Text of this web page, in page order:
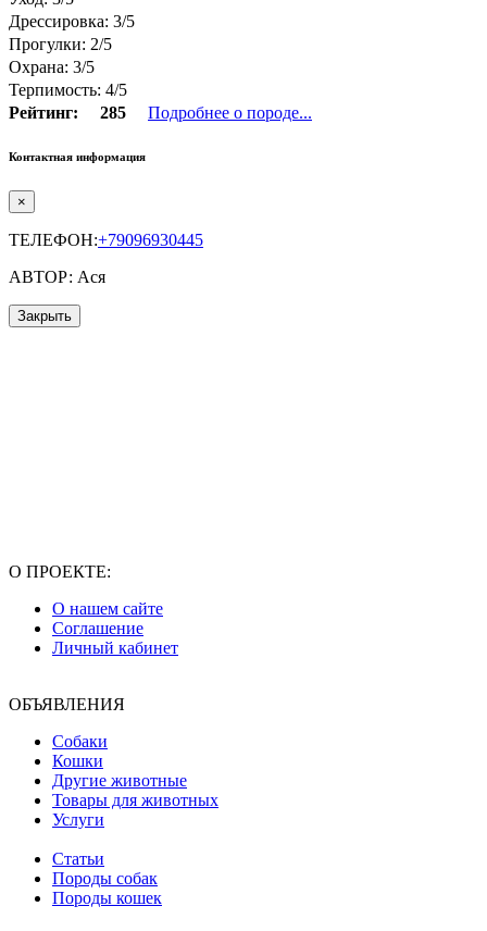
Дрессировка: 3/5
Прогулки: 2/5
Охрана: 3/5
Терпимость: 4/5
Рейтинг:
285 Подробнее о породе...
Контактная информация
×
ТЕЛЕФОН:+79096930445
АВТОР: Ася
Закрыть
О ПРОЕКТЕ:
О нашем сайте
Соглашение
Личный кабинет
ОБЪЯВЛЕНИЯ
Собаки
Кошки
Другие животные
Товары для животных
Услуги
Статьи
Породы собак
Породы кошек